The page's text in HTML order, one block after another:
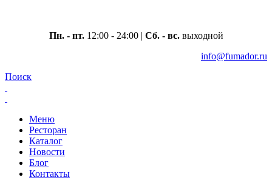
Пн. - пт.12:00 - 24:00 | Сб. - вс.выходной
info@fumador.ru
Поиск
Меню
Ресторан
Каталог
Новости
Блог
Контакты